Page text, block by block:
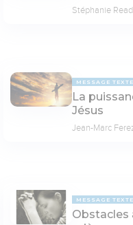
Stéphanie
MESSAGE TEXTE
La
Jésus
Jean-Marc
MESSAGE TEXTE
Obstacles